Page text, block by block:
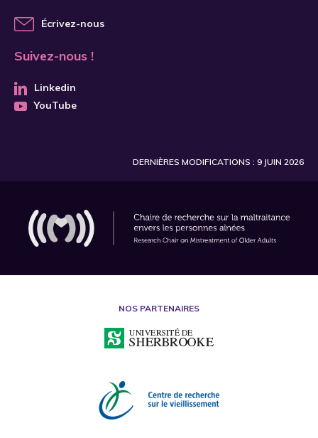
Écrivez-nous
Suivez-nous !
Linkedin
YouTube
DERNIÈRES MODIFICATIONS : 9 JUIN 2026
NOS PARTENAIRES